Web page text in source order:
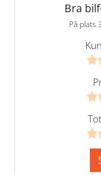
Bra
På plats